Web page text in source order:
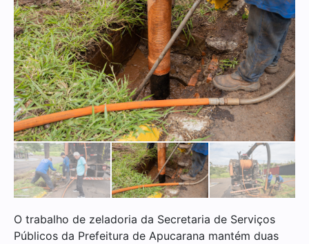
O trabalho de zeladoria da Secretaria de Serviços
Públicos da Prefeitura de Apucarana mantém duas